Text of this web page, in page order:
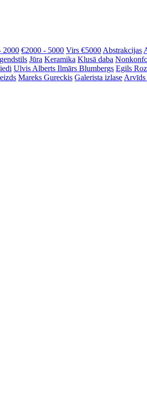
2000 €2000 - 5000 Virs €5000 Abstrakcijas
Jūra Keramika Klusā daba
Ulvis Alberts Ilmārs Blumbergs Egils
Mareks Gureckis Galerista izlase Arvīds